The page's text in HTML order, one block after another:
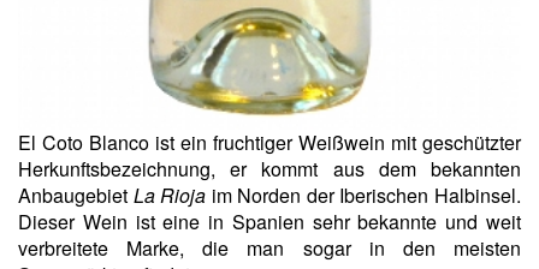
El Coto Blanco ist ein fruchtiger Weißwein mit geschützter
Herkunftsbezeichnung, er kommt aus dem bekannten
Anbaugebiet La Rioja im Norden der Iberischen Halbinsel.
Dieser Wein ist eine in Spanien sehr bekannte und weit
verbreitete Marke, die man sogar in den meisten